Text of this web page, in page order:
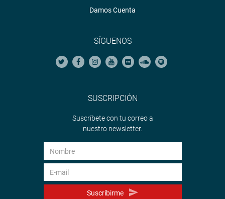
Damos Cuenta
SÍGUENOS
SUSCRIPCIÓN
Suscríbete con tu correo a
nuestro newsletter.
Suscribirme